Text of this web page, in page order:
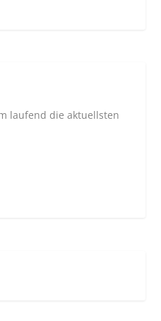
laufend die aktuellsten